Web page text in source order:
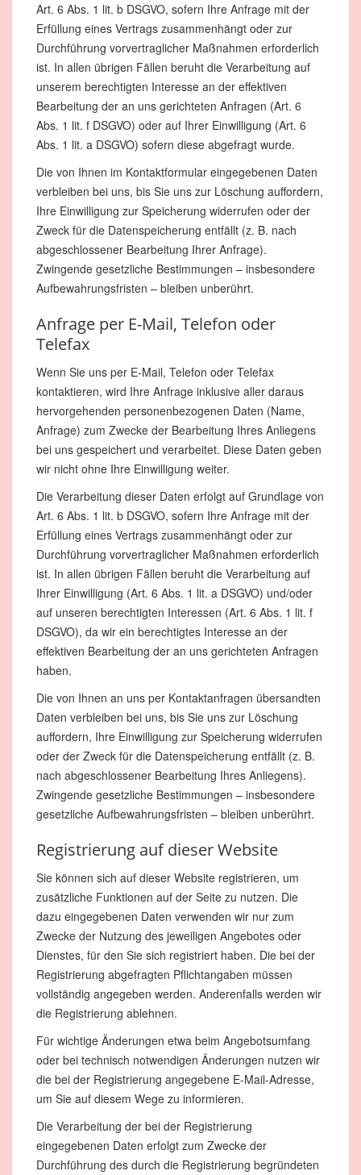
Art. 6 Abs. 1 lit. b DSGVO, sofern Ihre Anfrage mit der
Erfüllung eines Vertrags zusammenhängt oder zur
Durchführung vorvertraglicher Maßnahmen erforderlich
ist. In allen übrigen Fällen beruht die Verarbeitung auf
unserem berechtigten Interesse an der effektiven
Bearbeitung der an uns gerichteten Anfragen (Art. 6
Abs. 1 lit. f DSGVO) oder auf Ihrer Einwilligung (Art. 6
Abs. 1 lit. a DSGVO) sofern diese abgefragt wurde.
Die von Ihnen im Kontaktformular eingegebenen Daten
verbleiben bei uns, bis Sie uns zur Löschung auffordern,
Ihre Einwilligung zur Speicherung widerrufen oder der
Zweck für die Datenspeicherung entfällt (z. B. nach
abgeschlossener Bearbeitung Ihrer Anfrage).
Zwingende gesetzliche Bestimmungen – insbesondere
Aufbewahrungsfristen – bleiben unberührt.
Anfrage per E-Mail, Telefon oder
Telefax
Wenn Sie uns per E-Mail, Telefon oder Telefax
kontaktieren, wird Ihre Anfrage inklusive aller daraus
hervorgehenden personenbezogenen Daten (Name,
Anfrage) zum Zwecke der Bearbeitung Ihres Anliegens
bei uns gespeichert und verarbeitet. Diese Daten geben
wir nicht ohne Ihre Einwilligung weiter.
Die Verarbeitung dieser Daten erfolgt auf Grundlage von
Art. 6 Abs. 1 lit. b DSGVO, sofern Ihre Anfrage mit der
Erfüllung eines Vertrags zusammenhängt oder zur
Durchführung vorvertraglicher Maßnahmen erforderlich
ist. In allen übrigen Fällen beruht die Verarbeitung auf
Ihrer Einwilligung (Art. 6 Abs. 1 lit. a DSGVO) und/oder
auf unseren berechtigten Interessen (Art. 6 Abs. 1 lit. f
DSGVO), da wir ein berechtigtes Interesse an der
effektiven Bearbeitung der an uns gerichteten Anfragen
haben.
Die von Ihnen an uns per Kontaktanfragen übersandten
Daten verbleiben bei uns, bis Sie uns zur Löschung
auffordern, Ihre Einwilligung zur Speicherung widerrufen
oder der Zweck für die Datenspeicherung entfällt (z. B.
nach abgeschlossener Bearbeitung Ihres Anliegens).
Zwingende gesetzliche Bestimmungen – insbesondere
gesetzliche Aufbewahrungsfristen – bleiben unberührt.
Registrierung auf dieser Website
Sie können sich auf dieser Website registrieren, um
zusätzliche Funktionen auf der Seite zu nutzen. Die
dazu eingegebenen Daten verwenden wir nur zum
Zwecke der Nutzung des jeweiligen Angebotes oder
Dienstes, für den Sie sich registriert haben. Die bei der
Registrierung abgefragten Pflichtangaben müssen
vollständig angegeben werden. Anderenfalls werden wir
die Registrierung ablehnen.
Für wichtige Änderungen etwa beim Angebotsumfang
oder bei technisch notwendigen Änderungen nutzen wir
die bei der Registrierung angegebene E-Mail-Adresse,
um Sie auf diesem Wege zu informieren.
Die Verarbeitung der bei der Registrierung
eingegebenen Daten erfolgt zum Zwecke der
Durchführung des durch die Registrierung begründeten